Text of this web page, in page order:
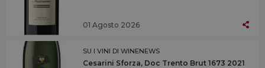
01 Agosto 2026
SU I VINI DI WINENEWS
Cesarini Sforza, Doc Trento Brut 1673 2021